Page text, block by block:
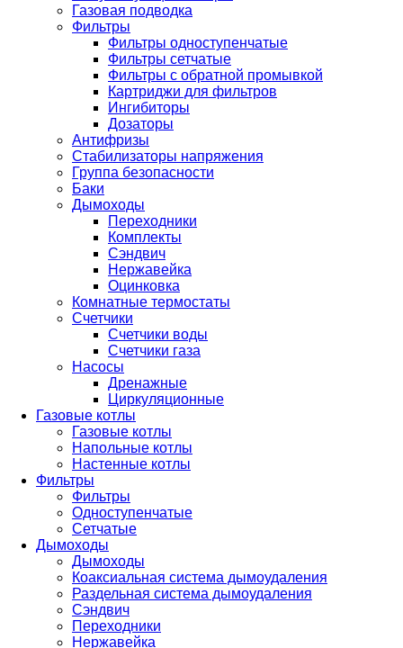
Газовая подводка
Фильтры
Фильтры одноступенчатые
Фильтры сетчатые
Фильтры с обратной промывкой
Картриджи для фильтров
Ингибиторы
Дозаторы
Антифризы
Стабилизаторы напряжения
Группа безопасности
Баки
Дымоходы
Переходники
Комплекты
Сэндвич
Нержавейка
Оцинковка
Комнатные термостаты
Счетчики
Счетчики воды
Счетчики газа
Насосы
Дренажные
Циркуляционные
Газовые котлы
Газовые котлы
Напольные котлы
Настенные котлы
Фильтры
Фильтры
Одноступенчатые
Сетчатые
Дымоходы
Дымоходы
Коаксиальная система дымоудаления
Раздельная система дымоудаления
Сэндвич
Переходники
Нержавейка